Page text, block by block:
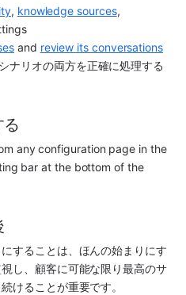
, knowledge sources
and review its conversations
ナリオの両方を正確に処理する
any configuration page in the
bar at the bottom of the
することは、ほんの始まりにす
し、顧客に可能な限り最高のサ
けることが重要です。